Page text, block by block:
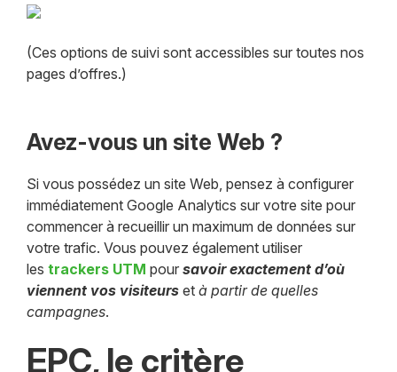
(Ces options de suivi sont accessibles sur toutes nos
pages d’offres.)
Avez-vous un site Web ?
Si vous possédez un site Web, pensez à configurer
immédiatement Google Analytics sur votre site pour
commencer à recueillir un maximum de données sur
votre trafic. Vous pouvez également utiliser
les trackers UTM pour savoir exactement d’où
viennent vos visiteurs et à partir de quelles
campagnes.
EPC, le critère